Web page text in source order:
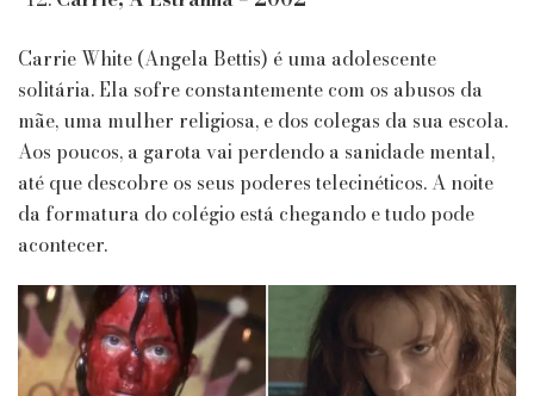
Carrie White (Angela Bettis) é uma adolescente
solitária. Ela sofre constantemente com os abusos da
mãe, uma mulher religiosa, e dos colegas da sua escola.
Aos poucos, a garota vai perdendo a sanidade mental,
até que descobre os seus poderes telecinéticos. A noite
da formatura do colégio está chegando e tudo pode
acontecer.